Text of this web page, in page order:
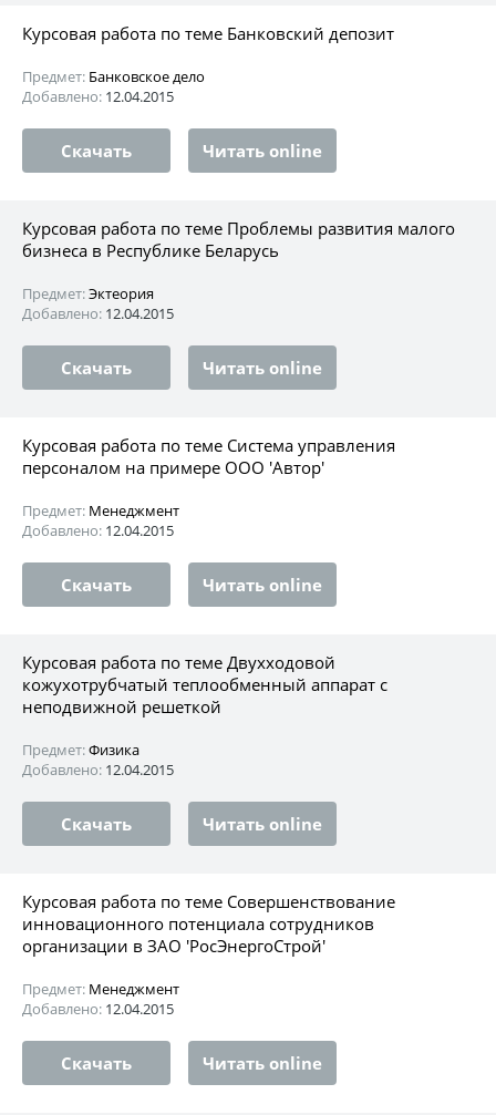
Курсовая работа по теме Банковский депозит
Предмет: Банковское дело
Добавлено: 12.04.2015
Скачать Читать online
Курсовая работа по теме Проблемы развития малого
бизнеса в Республике Беларусь
Предмет:Эктеория
Добавлено: 12.04.2015
Скачать Читать online
Курсовая работа по теме Система управления
персоналом на примере ООО 'Автор'
Предмет: Менеджмент
Добавлено: 12.04.2015
Скачать Читать online
Курсовая работа по теме Двухходовой
кожухотрубчатый теплообменный аппарат с
неподвижной решеткой
Предмет:Физика
Добавлено: 12.04.2015
Скачать Читать online
Курсовая работа по теме Совершенствование
инновационного потенциала сотрудников
организации в ЗАО 'РосЭнергоСтрой'
Предмет: Менеджмент
Добавлено: 12.04.2015
Скачать Читать online